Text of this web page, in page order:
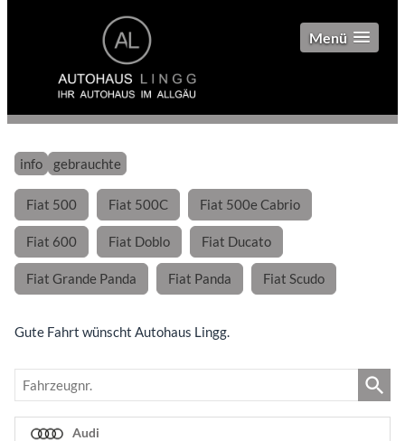
Menü
info gebrauchte
Fiat 500 Fiat 500C Fiat 500e Cabrio
Fiat 600 Fiat Doblo Fiat Ducato
Fiat Grande Panda Fiat Panda Fiat Scudo
Gute Fahrt wünscht Autohaus Lingg.
Fahrzeugnr.
Audi